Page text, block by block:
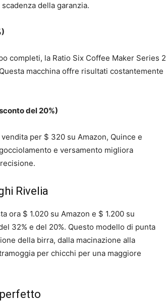
della garanzia.
completi, la Ratio Six Coffee Maker Series 2
macchina offre risultati costantemente
del 20%)
per $ 320 su Amazon, Quince e
e versamento migliora
Rivelia
ora $ 1.020 su Amazon e $ 1.200 su
32% e del 20%. Questo modello di punta
della birra, dalla macinazione alla
per chicchi per una maggiore